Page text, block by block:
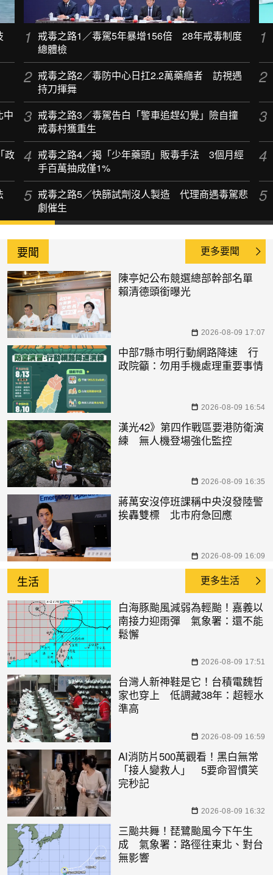
中
政
戒毒之路1／毒駕5年暴增156倍 28年戒毒制度
總體檢
戒毒之路2／毒防中心日扛2.2萬藥癮者 訪視遇
持刀揮舞
戒毒之路3／毒駕告白「警車追趕幻覺」險自撞
戒毒村獲重生
戒毒之路4／揭「少年藥頭」販毒手法 3個月經
手百萬抽成僅1%
戒毒之路5／快篩試劑沒人製造 代理商遇毒駕悲
劇催生
要聞 更多要聞
陳亭妃公布競選總部幹部名單
賴清德頭銜曝光
2026-08-09 17:07
中部7縣市明行動網路降速 行
政院籲：勿用手機處理重要事情
2026-08-09 16:54
漢光42》第四作戰區要港防衛演
練 無人機登場強化監控
2026-08-09 16:35
蔣萬安沒停班課稱中央沒發陸警
挨轟雙標 北市府急回應
2026-08-09 16:09
生活 更多生活
白海豚颱風減弱為輕颱！嘉義以
南接力迎雨彈 氣象署：還不能
鬆懈
2026-08-09 17:51
台灣人新神鞋是它！台積電魏哲
家也穿上 低調藏38年：超輕水
準高
2026-08-09 16:59
AI消防片500萬觀看！黑白無常
「接人變救人」 5要命習慣笑
完秒記
2026-08-09 16:32
三颱共舞！琵鷺颱風今下午生
成 氣象署：路徑往東北、對台
無影響